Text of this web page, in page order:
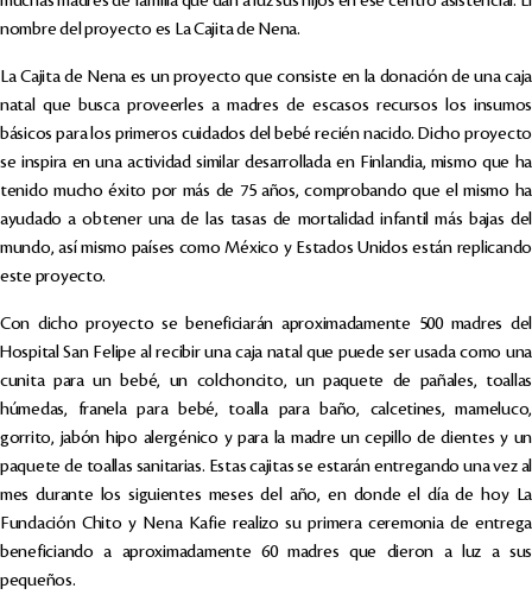
nombre del proyecto es La Cajita de Nena.
La Cajita de Nena es un proyecto que consiste en la donación de una caja
natal que busca proveerles a madres de escasos recursos los insumos
básicos para los primeros cuidados del bebé recién nacido. Dicho proyecto
se inspira en una actividad similar desarrollada en Finlandia, mismo que ha
tenido mucho éxito por más de 75 años, comprobando que el mismo ha
ayudado a obtener una de las tasas de mortalidad infantil más bajas del
mundo, así mismo países como México y Estados Unidos están replicando
este proyecto.
Con dicho proyecto se beneficiarán aproximadamente 500 madres del
Hospital San Felipe al recibir una caja natal que puede ser usada como una
cunita para un bebé, un colchoncito, un paquete de pañales, toallas
húmedas, franela para bebé, toalla para baño, calcetines, mameluco,
gorrito, jabón hipo alergénico y para la madre un cepillo de dientes y un
paquete de toallas sanitarias. Estas cajitas se estarán entregando una vez al
mes durante los siguientes meses del año, en donde el día de hoy La
Fundación Chito y Nena Kafie realizo su primera ceremonia de entrega
beneficiando a aproximadamente 60 madres que dieron a luz a sus
pequeños.